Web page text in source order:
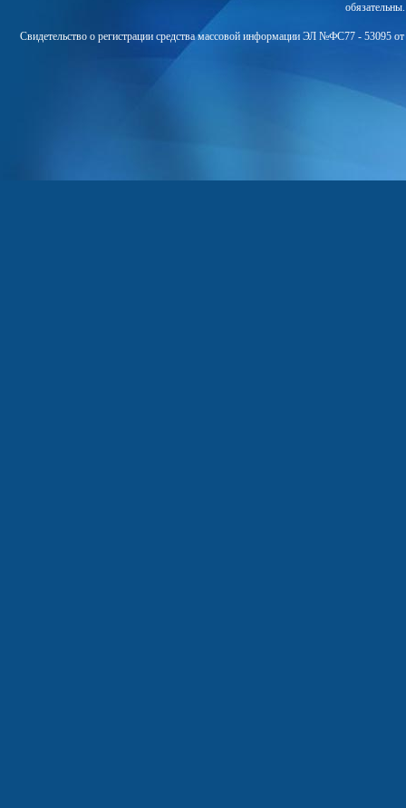
Свидетельство о регистрации средства массовой информации ЭЛ №ФС77 - 53095